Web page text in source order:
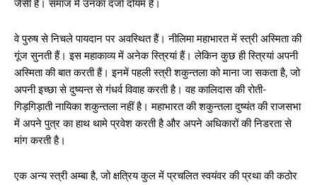
जैसी है। समाज में उनका दर्जा दोयम है।
वे पुरुष से निचले पायदान पर अवस्थित हैं। नीलिमा महाभारत में स्त्री अस्मिता की
गूंज सुनती हैं। इस महाकाव्य में अनेक स्त्रियां हैं। लेकिन कुछ ही स्त्रियां अपनी
अस्मिता की बात करती हैं। इनमें पहली स्त्री शकुन्तला को माना जा सकता है, जो
अपनी इच्छा से दुष्यन्त से गंधर्व विवाह करती है। वह कालिदास की रोती-
गिड़गिड़ाती नायिका शकुन्तला नहीं है। महाभारत की शकुन्तला दुष्यंत की राजसभा
में अपने पुत्र का हाथ थामे प्रवेश करती है और अपने अधिकारों की निडरता से
मांग करती है।
एक अन्य स्त्री अम्बा है, जो क्षत्रिय कुल में प्रचलित स्वयंवर की प्रथा की कठोर